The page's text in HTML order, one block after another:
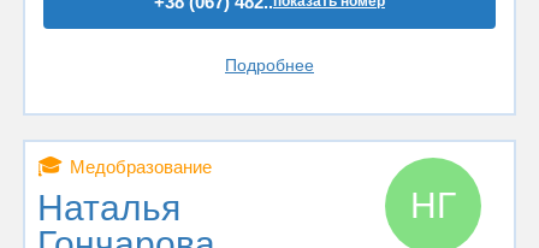
Подробнее
🎓 Медобразование
Наталья
НГ